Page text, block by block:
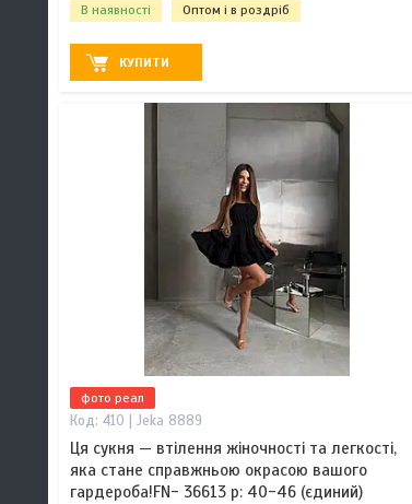
В наявності Оптом і в роздріб
КУПИТИ
фото реал
410 | Jeka 8889
Ця сукня — втілення жіночності та легкості,
яка стане справжньою окрасою вашого
гардероба!FN- 36613 р: 40-46 (єдиний)